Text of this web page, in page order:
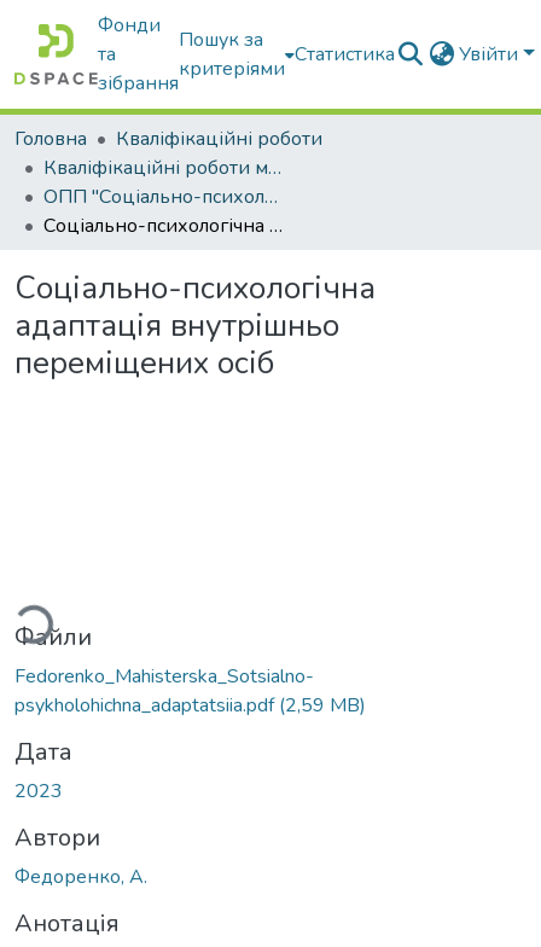
Фонди
та
зібрання
Пошук за
критеріями
Статистика Увійти
Головна
Кваліфікаційні роботи
Кваліфікаційні роботи магістрів
ОПП "Соціально-психологічна реабілітація"
Соціально-психологічна адаптація внутрішньо переміщених осіб
Соціально-психологічна
адаптація внутрішньо
переміщених осіб
Файли
Fedorenko_Mahisterska_Sotsialno-
psykholohichna_adaptatsiia.pdf(2,59 MB)
Дата
2023
Автори
Федоренко, А.
Анотація